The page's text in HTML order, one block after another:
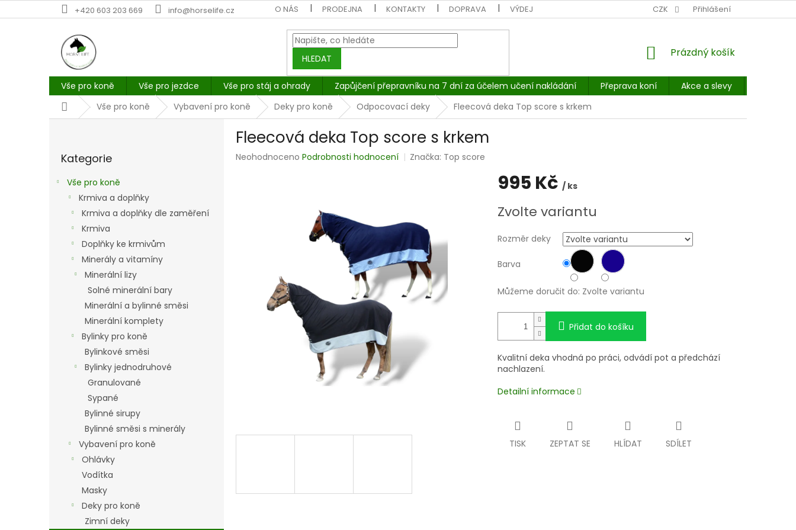
na
+420 603 203 669 info@horselife.cz O NÁS PRODEJNA KONTAKTY DOPRAVA VÝDEJNÍ MÍSTO: BALÍKOVNA, PPL, GLS, SUPERVÝDEJNY, UPS
CZK Přihlášení
HLEDAT
NÁKUPNÍ
Prázdný košík
Vše pro koně Vše pro jezdce Vše pro stáj a ohrady Zapůjčení přepravníku na 7 dní za účelem učení nakládání Přeprava koní Akce a slevy
DomůVše pro koně Vybavení pro koně Deky pro koně Odpocovací deky Fleecová deka Top score s krkem
kategorie
Kategorie
Vše pro koně
Krmiva a doplňky
Krmiva a doplňky dle zaměření
Krmiva
Doplňky ke krmivům
Minerály a vitamíny
Minerální lizy
Solné minerální bary
Minerální a bylinné směsi
Minerální komplety
Bylinky pro koně
Bylinkové směsi
Bylinky jednodruhové
Granulované
Sypané
Bylinné sirupy
Bylinné směsi s minerály
Vybavení pro koně
Ohlávky
Vodítka
Masky
Deky pro koně
Zimní deky
Fleecová deka Top score s krkem
Průměrné
Neohodnoceno Podrobnosti hodnocení Značka: Top score
995 Kč / ks
cena:
Zvolte variantu
Rozměr deky
Barva
Můžeme doručit do: Zvolte variantu
Přidat do košíku
Kvalitní deka vhodná po práci, odvádí pot a předchází
nachlazení.
Detailní informace
TISK ZEPTAT SE HLÍDAT SDÍLET